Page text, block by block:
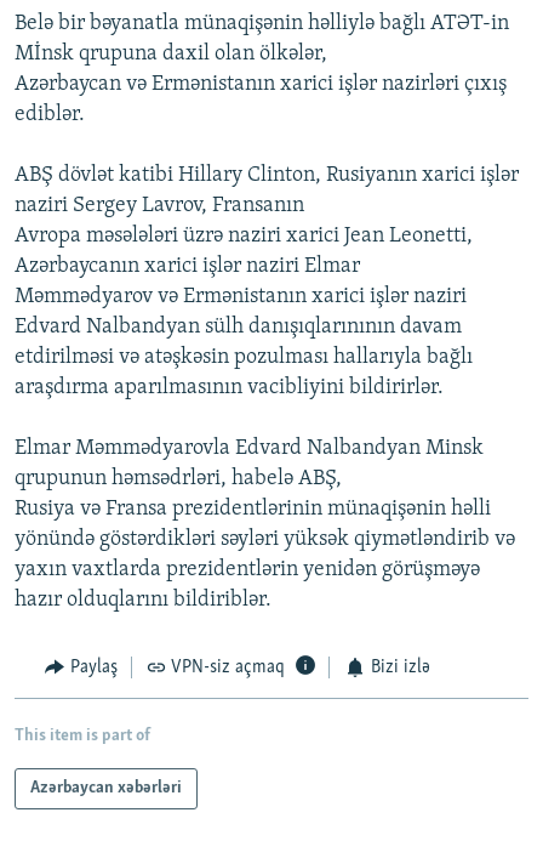
Belə bir bəyanatla münaqişənin həlliylə bağlı ATƏT-in
Mİnsk qrupuna daxil olan ölkələr,
Azərbaycan və Ermənistanın xarici işlər nazirləri çıxış
ediblər.
ABŞ dövlət katibi Hillary Clinton, Rusiyanın xarici işlər
naziri Sergey Lavrov, Fransanın
Avropa məsələləri üzrə naziri xarici Jean Leonetti,
Azərbaycanın xarici işlər naziri Elmar
Məmmədyarov və Ermənistanın xarici işlər naziri
Edvard Nalbandyan sülh danışıqlarınının davam
etdirilməsi və atəşkəsin pozulması hallarıyla bağlı
araşdırma aparılmasının vacibliyini bildirirlər.
Elmar Məmmədyarovla Edvard Nalbandyan Minsk
qrupunun həmsədrləri, habelə ABŞ,
Rusiya və Fransa prezidentlərinin münaqişənin həlli
yönündə göstərdikləri səyləri yüksək qiymətləndirib və
yaxın vaxtlarda prezidentlərin yenidən görüşməyə
hazır olduqlarını bildiriblər.
Paylaş VPN-siz açmaq Bizi izlə
This item is part of
Azərbaycan xəbərləri